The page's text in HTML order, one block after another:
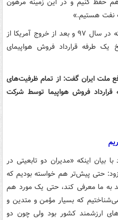
نفت هستیم.»
این اظهارات ظریف در حالی است که در سال ۹۷ و بعد از خروج آمریکا از
یک طرفه قرارداد فروش هواپیمای
ملت ایران گفت: از تمام ظرفیت‌های
قرارداد فروش هواپیما توسط شرکت
اینکه «مدیران دو تابعیتی در
حتی پیش‌تر هم خواسته بودیم که
به ما معرفی کند، حتی یک مورد هم
که بسیار مؤمن و متدین و
ارزشمند کشور بود ولی چون دو